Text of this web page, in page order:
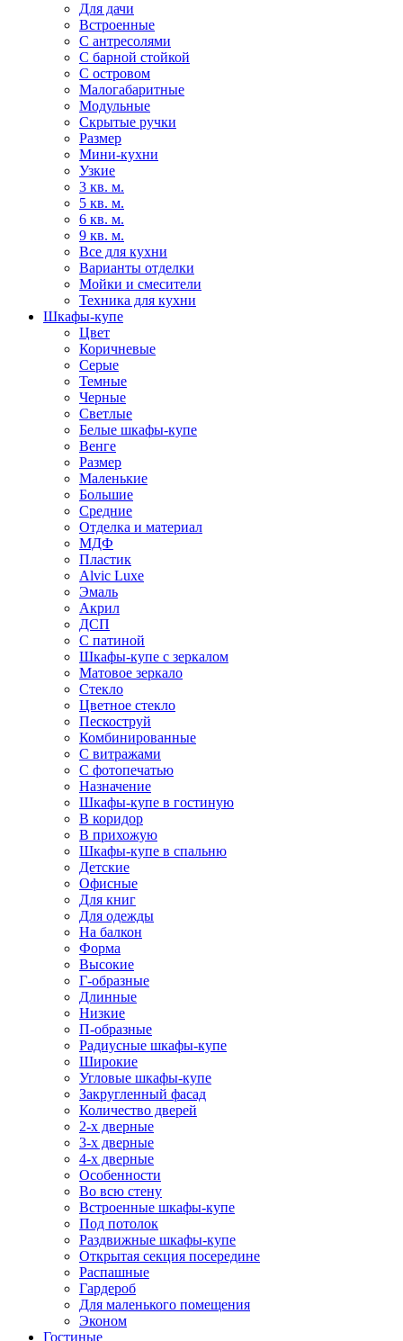
Для дачи
Встроенные
С антресолями
С барной стойкой
С островом
Малогабаритные
Модульные
Скрытые ручки
Размер
Мини-кухни
Узкие
3 кв. м.
5 кв. м.
6 кв. м.
9 кв. м.
Все для кухни
Варианты отделки
Мойки и смесители
Техника для кухни
Шкафы-купе
Цвет
Коричневые
Серые
Темные
Черные
Светлые
Белые шкафы-купе
Венге
Размер
Маленькие
Большие
Средние
Отделка и материал
МДФ
Пластик
Alvic Luxe
Эмаль
Акрил
ДСП
С патиной
Шкафы-купе с зеркалом
Матовое зеркало
Стекло
Цветное стекло
Пескоструй
Комбинированные
С витражами
С фотопечатью
Назначение
Шкафы-купе в гостиную
В коридор
В прихожую
Шкафы-купе в спальню
Детские
Офисные
Для книг
Для одежды
На балкон
Форма
Высокие
Г-образные
Длинные
Низкие
П-образные
Радиусные шкафы-купе
Широкие
Угловые шкафы-купе
Закругленный фасад
Количество дверей
2-х дверные
3-х дверные
4-х дверные
Особенности
Во всю стену
Встроенные шкафы-купе
Под потолок
Раздвижные шкафы-купе
Открытая секция посередине
Распашные
Гардероб
Для маленького помещения
Эконом
Гостиные